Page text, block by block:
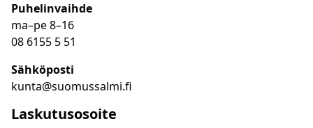
Puhelinvaihde
ma–pe 8–16
08 6155 5 51
Sähköposti
kunta@suomussalmi.fi
Laskutusosoite